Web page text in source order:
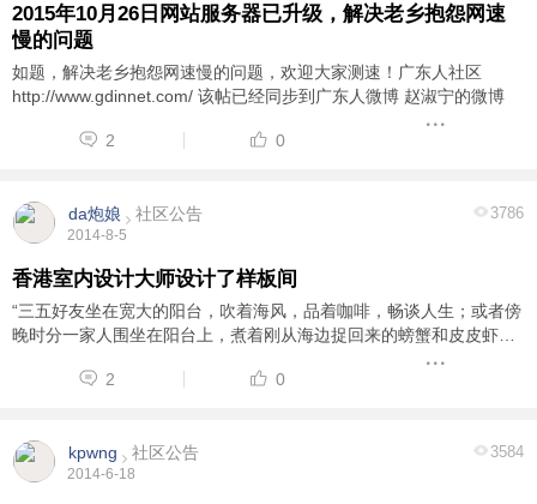
2015年10月26日网站服务器已升级，解决老乡抱怨网速
慢的问题
如题，解决老乡抱怨网速慢的问题，欢迎大家测速！广东人社区
http://www.gdinnet.com/ 该帖已经同步到广东人微博 赵淑宁的微博
2 0
da炮娘 社区公告
2014-8-5
3786
香港室内设计大师设计了样板间
“三五好友坐在宽大的阳台，吹着海风，品着咖啡，畅谈人生；或者傍
晚时分一家人围坐在阳台上，煮着刚从海边捉回来的螃蟹和皮皮虾，
共享美味。”这种休闲惬意的海滨生活一定是令广大都市人极其向往
的。今天，瑞龙地产就带您走进这样一 ...
2 0
kpwng 社区公告
2014-6-18
3584